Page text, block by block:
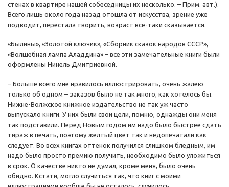
стенах в квартире нашей собеседницы их несколько. – Прим. авт.).
Всего лишь около года назад отошла от искусства, зрение уже
подводит, перестала творить, возраст все-таки сказывается.
«Былины», «Золотой ключик», «Сборник сказок народов СССР»,
«Волшебная лампа Аладдина» – все эти замечательные книги были
оформлены Нинель Дмитриевной.
– Больше всего мне нравилось иллюстрировать, очень жалею
только об одном – заказов было не так много, как хотелось бы.
Нижне-Волжское книжное издательство не так уж часто
выпускало книги. У них были свои цели, помню, однажды они меня
так подставили. Перед Новым годом им надо было быстрее сдать
тираж в печать, поэтому желтый цвет так и недопечатали как
следует. Во всех книгах оттенок получился слишком бледным, им
надо было просто премию получить, необходимо было уложиться
в срок. О качестве никто не думал, кроме меня, было очень
обидно. Кстати, могло случиться так, что книг с моими